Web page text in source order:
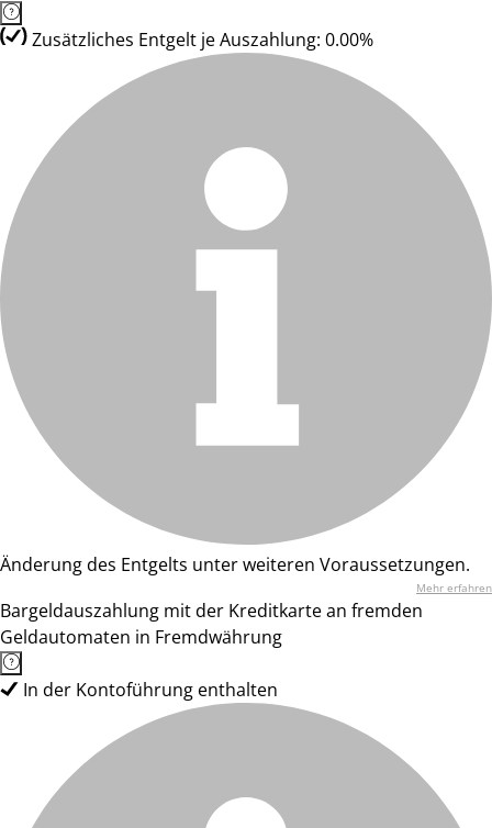
Zusätzliches Entgelt je Auszahlung: 0.00%
Änderung des Entgelts unter weiteren Voraussetzungen.
Mehr erfahren
Bargeldauszahlung mit der Kreditkarte an fremden
Geldautomaten in Fremdwährung
In der Kontoführung enthalten